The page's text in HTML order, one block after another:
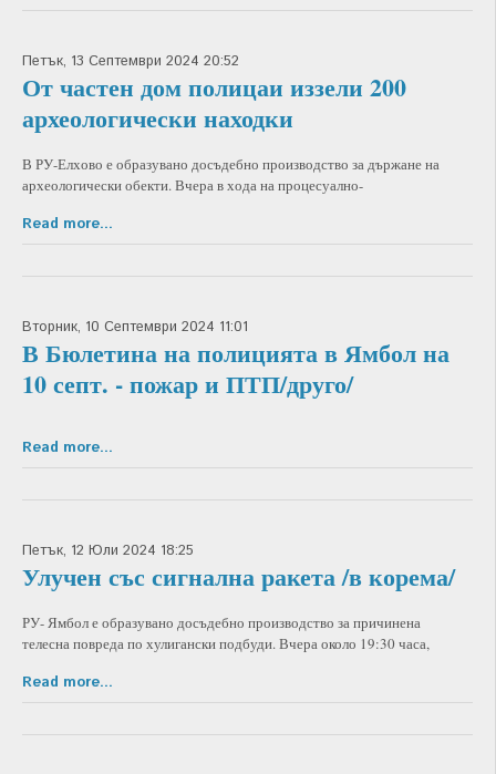
Петък, 13 Септември 2024 20:52
От частен дом полицаи иззели 200
археологически находки
В РУ-Елхово е образувано досъдебно производство за държане на
археологически обекти. Вчера в хода на процесуално-
Read more...
Вторник, 10 Септември 2024 11:01
В Бюлетина на полицията в Ямбол на
10 септ. - пожар и ПТП/друго/
Read more...
Петък, 12 Юли 2024 18:25
Улучен със сигнална ракета /в корема/
РУ- Ямбол е образувано досъдебно производство за причинена
телесна повреда по хулигански подбуди. Вчера около 19:30 часа,
Read more...